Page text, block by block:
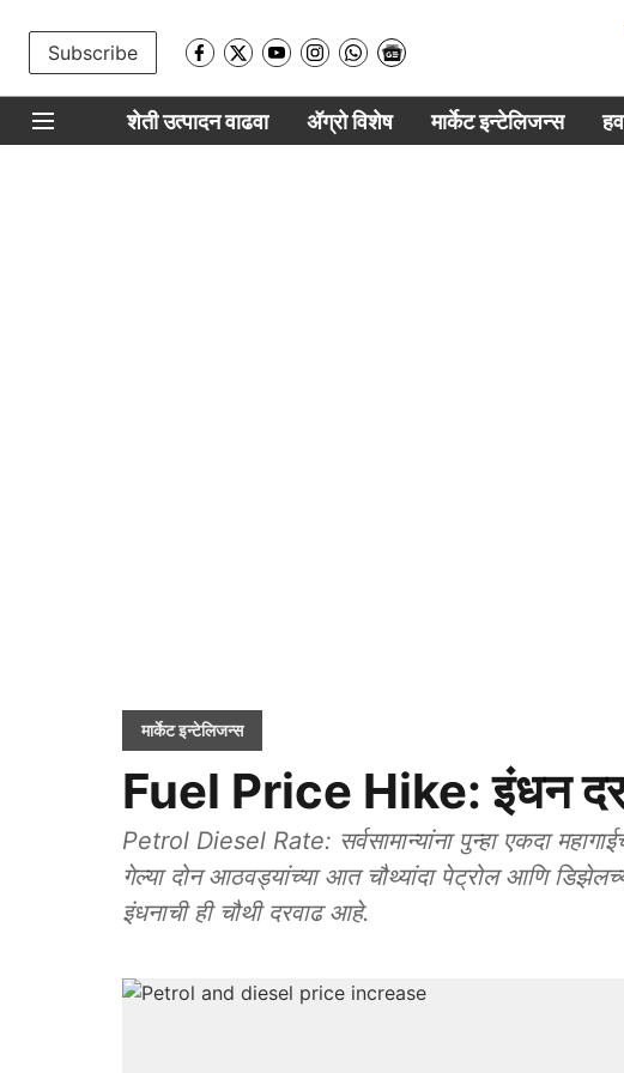
Subscribe
शेती उत्पादन वाढवा ॲग्रो विशेष मार्केट इन्टेलिजन्स
मार्केट इन्टेलिजन्स
Fuel Price Hike: इंधन
Petrol Diesel Rate: सर्वसामान्यांना पुन्हा एकदा
गेल्या दोन आठवड्यांच्या आत चौथ्यांदा पेट्रोल आणि
इंधनाची ही चौथी दरवाढ आहे.